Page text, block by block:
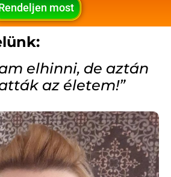
most
elhinni, de aztán
az életem!”